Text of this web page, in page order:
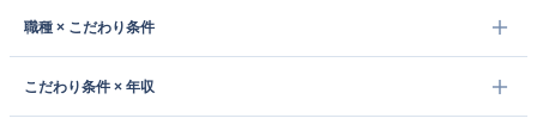
職種 × こだわり条件
こだわり条件 × 年収